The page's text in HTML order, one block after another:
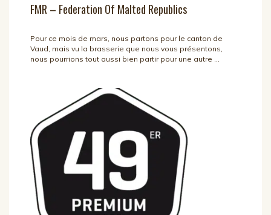
FMR – Federation Of Malted Republics
Pour ce mois de mars, nous partons pour le canton de
Vaud, mais vu la brasserie que nous vous présentons,
nous pourrions tout aussi bien partir pour une autre ...